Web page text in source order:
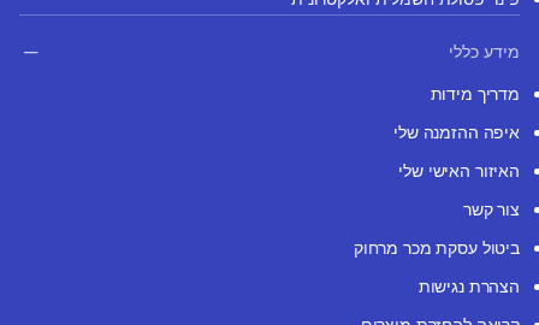
מידע כללי
מדריך מידות
איפה ההזמנה שלי
האיזור האישי שלי
צור קשר
ביטול עסקת מכר מרחוק
הצהרת נגישות